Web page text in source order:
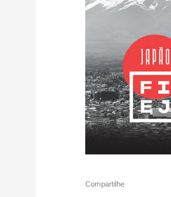
Compartilhe